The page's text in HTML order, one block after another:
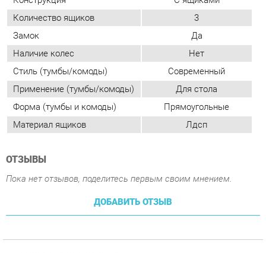
Форма (тумбы и комоды)
Прямоугольные
Материал ящиков
Лдсп
ОТЗЫВЫ
Пока нет отзывов, поделитесь первым своим мнением.
ДОБАВИТЬ ОТЗЫВ
ПОХОЖИЕ ТОВАРЫ